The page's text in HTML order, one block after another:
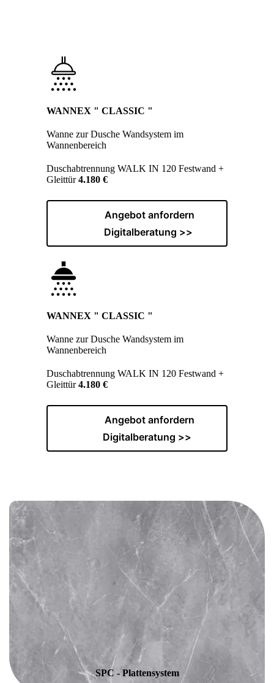
WANNEX " CLASSIC "
Wanne zur Dusche Wandsystem im
Wannenbereich
Duschabtrennung WALK IN 120 Festwand +
Gleittür4.180 €
Angebot anfordern
Digitalberatung >>
WANNEX " CLASSIC "
Wanne zur Dusche Wandsystem im
Wannenbereich
Duschabtrennung WALK IN 120 Festwand +
Gleittür4.180 €
Angebot anfordern
Digitalberatung >>
SPC - Plattensystem